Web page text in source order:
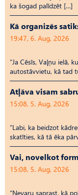
ka šogad palīdzēt […]
Kā organizēs
19:47, 6. Aug, 2026
“Ja Cēsīs, Vaļņu ielā,
autostāvvietu, kā tad
Atļāva visam
15:08, 5. Aug, 2026
“Labi, ka beidzot
skatīties, kā tā ēka
Vai, novelkot
15:08, 5. Aug, 2026
“Nevaru saprast, kā